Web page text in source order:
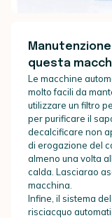
questa
Le macchine
molto facili da
utilizzare un filtro
per purificare il
decalcificare non
di erogazione del
almeno una volta
calda. Lasciarao
macchina.
Infine, il sistema
risciacquo